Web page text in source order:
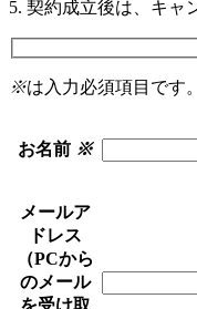
5. 契約成立後は、キャ
※は入力必須項目です
お名前 ※
メールア
ドレス
（PCから
のメール